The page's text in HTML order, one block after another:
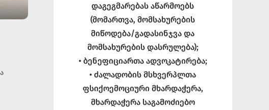
დაგეგმარებას აწარმოებს
(მომართვა, მომსახურების
მიწოდება/გადასინჯვა და
მომსახურების დასრულება);
• ბენეფიციართა ადვოკატირება;
• ძალადობის მსხვერპლთა
ფსიქოემოციური მხარდაჭერა,
მხარდაჭერა საგამოძიებო